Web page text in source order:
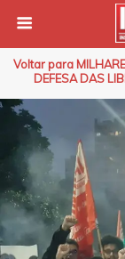
Voltar para
DEFESA DAS